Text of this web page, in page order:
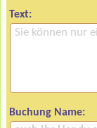
Text:
Buchung Name: